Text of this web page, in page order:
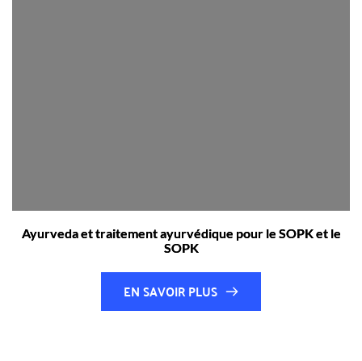
Ayurveda et traitement ayurvédique pour le SOPK et le
SOPK
EN SAVOIR PLUS